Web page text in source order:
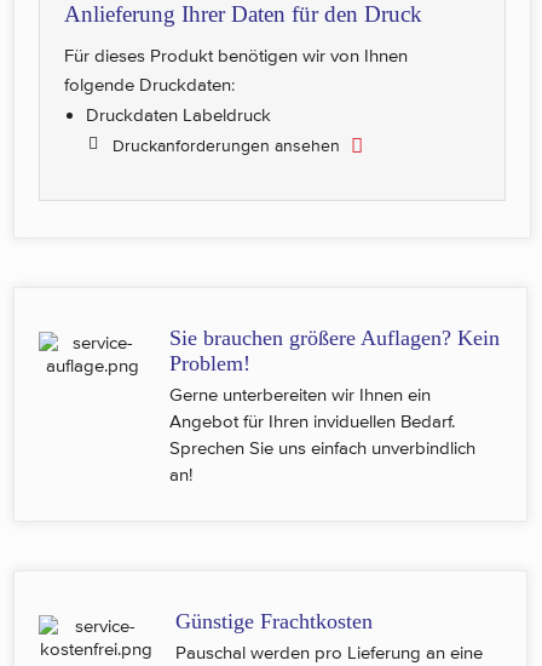
Anlieferung Ihrer Daten für den Druck
Für dieses Produkt benötigen wir von Ihnen
folgende Druckdaten:
Druckdaten Labeldruck
Druckanforderungen ansehen
Sie brauchen größere Auflagen? Kein
Problem!
Gerne unterbereiten wir Ihnen ein
Angebot für Ihren inviduellen Bedarf.
Sprechen Sie uns einfach unverbindlich
an!
Günstige Frachtkosten
Pauschal werden pro Lieferung an eine